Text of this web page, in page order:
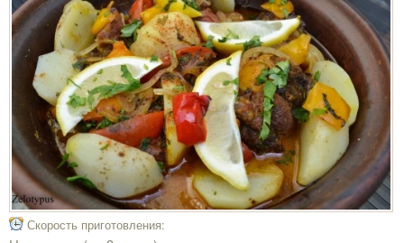
Скорость приготовления: